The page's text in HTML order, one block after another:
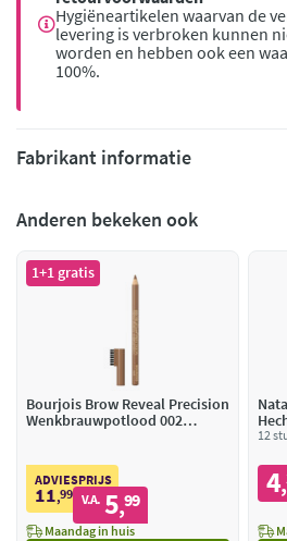
Hygiëneartikelen waarvan de
levering is verbroken kunnen
worden en hebben ook een
100%.
Fabrikant informatie
Anderen bekeken ook
1+1 gratis
Bourjois Brow Reveal Precision
Wenkbrauwpotlood 002
ADVIESPRIJS
11,99 V.A. 5,99
Maandag in huis
12
4,